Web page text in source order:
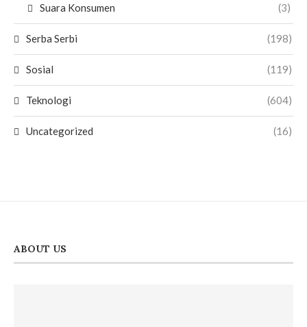
Suara Konsumen (3)
Serba Serbi (198)
Sosial (119)
Teknologi (604)
Uncategorized (16)
ABOUT US